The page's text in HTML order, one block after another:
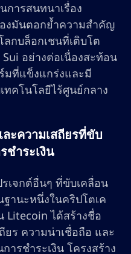
การสนทนาเรื่อง
งมันตอกย้ำความสำคัญ
กบล็อกเชนที่เติบโต
อย่างต่อเนื่องสะท้อน
มที่แข็งแกร่งและมี
ทคโนโลยีไร้ศูนย์กลาง
ะความเสถียรที่ขับ
ชำระเงิน
เจกต์อื่นๆ ที่ขับเคลื่อน
านะหนึ่งในคริปโตเค
Litecoin ได้สร้างชื่อ
ยร ความน่าเชื่อถือ และ
ารชำระเงิน โครงสร้าง